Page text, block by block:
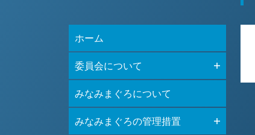
ホーム
委員会について
みなみまぐろについて
みなみまぐろの管理措置